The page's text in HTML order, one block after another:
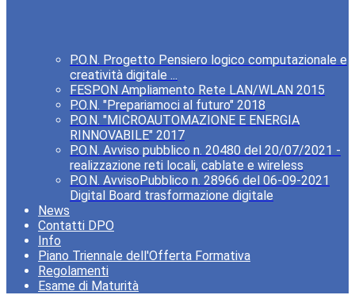
P.O.N. Progetto Pensiero logico computazionale e
creatività digitale ...
FESPON Ampliamento Rete LAN/WLAN 2015
P.O.N. "Prepariamoci al futuro" 2018
P.O.N. "MICROAUTOMAZIONE E ENERGIA
RINNOVABILE" 2017
P.O.N. Avviso pubblico n. 20480 del 20/07/2021 -
realizzazione reti locali, cablate e wireless
P.O.N. AvvisoPubblico n. 28966 del 06-09-2021
Digital Board trasformazione digitale
News
Contatti DPO
Info
Piano Triennale dell'Offerta Formativa
Regolamenti
Esame di Maturità